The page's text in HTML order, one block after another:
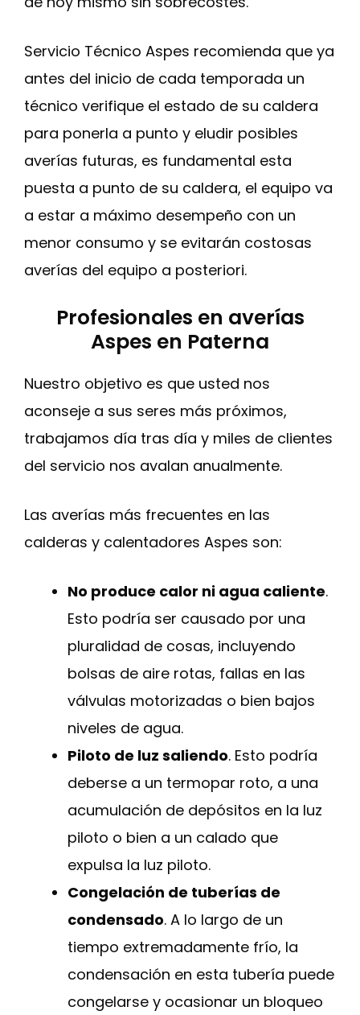
Servicio Técnico Aspes recomienda que ya
antes del inicio de cada temporada un
técnico verifique el estado de su caldera
para ponerla a punto y eludir posibles
averías futuras, es fundamental esta
puesta a punto de su caldera, el equipo va
a estar a máximo desempeño con un
menor consumo y se evitarán costosas
averías del equipo a posteriori.
Profesionales en averías
Aspes en Paterna
Nuestro objetivo es que usted nos
aconseje a sus seres más próximos,
trabajamos día tras día y miles de clientes
del servicio nos avalan anualmente.
Las averías más frecuentes en las
calderas y calentadores Aspes son:
No produce calor ni agua caliente.
Esto podría ser causado por una
pluralidad de cosas, incluyendo
bolsas de aire rotas, fallas en las
válvulas motorizadas o bien bajos
niveles de agua.
Piloto de luz saliendo. Esto podría
deberse a un termopar roto, a una
acumulación de depósitos en la luz
piloto o bien a un calado que
expulsa la luz piloto.
Congelación de tuberías de
condensado. A lo largo de un
tiempo extremadamente frío, la
condensación en esta tubería puede
congelarse y ocasionar un bloqueo